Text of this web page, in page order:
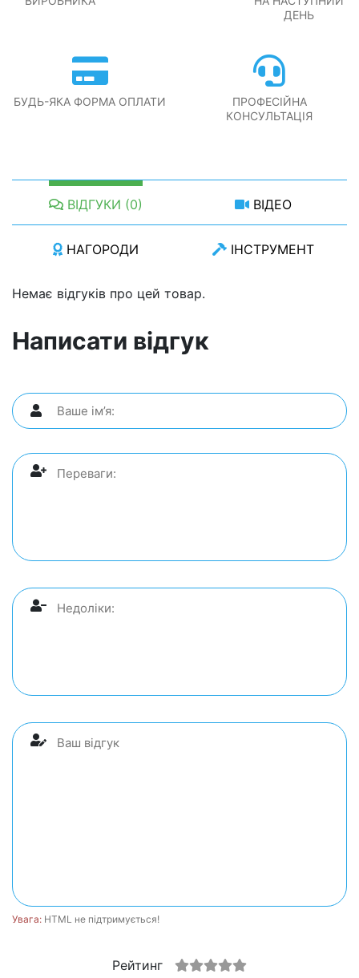
ДЕНЬ
БУДЬ-ЯКА ФОРМА ОПЛАТИ
ПРОФЕСІЙНА
КОНСУЛЬТАЦІЯ
ВІДГУКИ (0) ВІДЕО
НАГОРОДИ ІНСТРУМЕНТ
Немає відгуків про цей товар.
Написати відгук
Увага: HTML не підтримується!
Рейтинг